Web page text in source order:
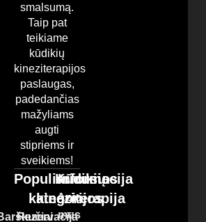
smalsumą.
Taip pat
teikiame
kūdikių
kineziterapijos
paslaugas,
padedančias
mažyliams
augti
stipriems ir
sveikiems!
Populiariausios
kategorijos
Kūdikių
kineziterapija
Rezervacija
Informacija
Apie
mus